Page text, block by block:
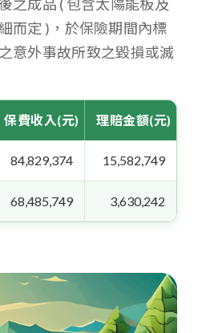
之成品 ( 包含太陽能板及
而定 )，於保險期間內標
意外事故所致之毀損或滅
保費收入(元) 理賠金額(元)
84,829,374 15,582,749
68,485,749 3,630,242